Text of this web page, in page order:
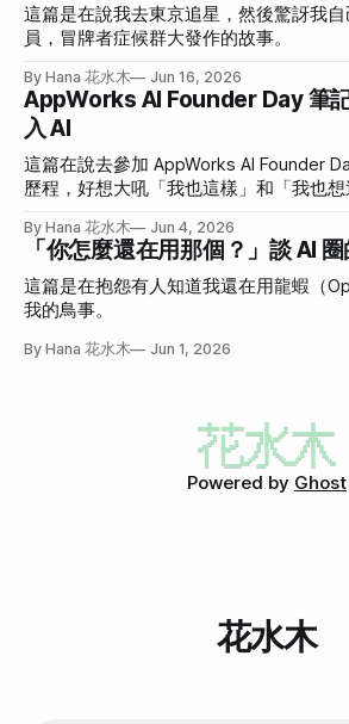
這篇是在說我去東京追星，然後驚訝我
員，冒牌者症候群大發作的故事。
By Hana 花水木 Jun 16, 2026
AppWorks AI Founder Day 筆
入 AI
這篇在說去參加 AppWorks AI Founder
歷程，好想大吼「我也這樣」和「我也想
By Hana 花水木 Jun 4, 2026
「你怎麼還在用那個？」談 AI
這篇是在抱怨有人知道我還在用龍蝦（
我的鳥事。
By Hana 花水木 Jun 1, 2026
Powered by Ghost
花水木